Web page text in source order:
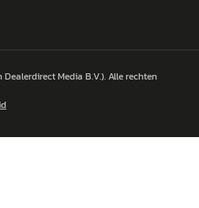
Media B.V.). Alle rechten